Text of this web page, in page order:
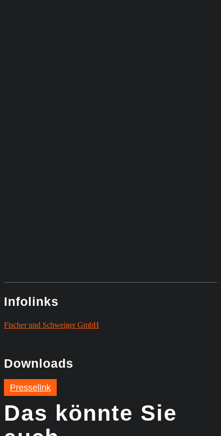
Infolinks
Fischer und Schweiger GmbH
Downloads
Presselink
Das könnte Sie